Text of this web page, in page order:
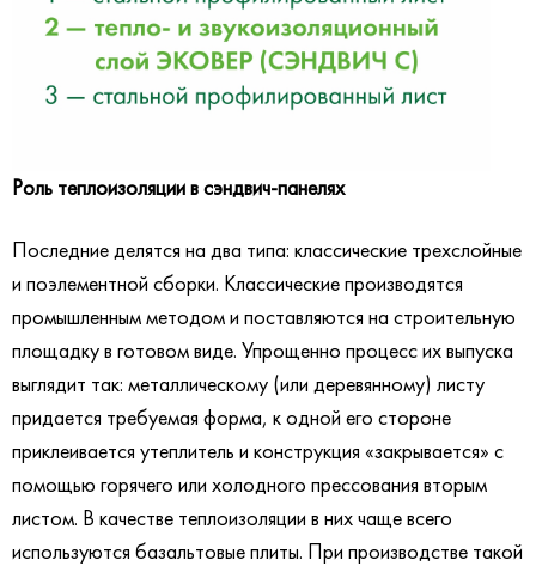
Роль теплоизоляции в сэндвич-панелях
Последние делятся на два типа: классические трехслойные
и поэлементной сборки. Классические производятся
промышленным методом и поставляются на строительную
площадку в готовом виде. Упрощенно процесс их выпуска
выглядит так: металлическому (или деревянному) листу
придается требуемая форма, к одной его стороне
приклеивается утеплитель и конструкция «закрывается» с
помощью горячего или холодного прессования вторым
листом. В качестве теплоизоляции в них чаще всего
используются базальтовые плиты. При производстве такой